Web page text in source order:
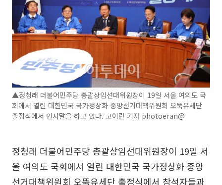
▲정청래 더불어민주당 총괄상임선대위원장이 19일 서울 여의도 국
회에서 열린 대한민국 국가정상화 중앙선거대책위원회 오뚝유세단
출정식에서 인사말을 하고 있다. 고이란 기자 photoeran@
정청래 더불어민주당 총괄상임선대위원장이 19일 서
울 여의도 국회에서 열린 대한민국 국가정상화 중앙
선거대책위원회 오뚝유세단 출정식에서 참석자들과